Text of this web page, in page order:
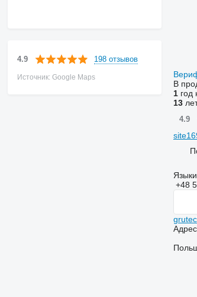
4.9 198 отзывов
Источник: Google Maps
В
1год
13
4.9
+48
Адрес